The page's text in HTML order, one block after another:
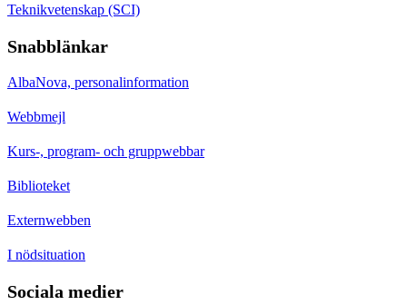
Teknikvetenskap (SCI)
Snabblänkar
AlbaNova, personalinformation
Webbmejl
Kurs-, program- och gruppwebbar
Biblioteket
Externwebben
I nödsituation
Sociala medier